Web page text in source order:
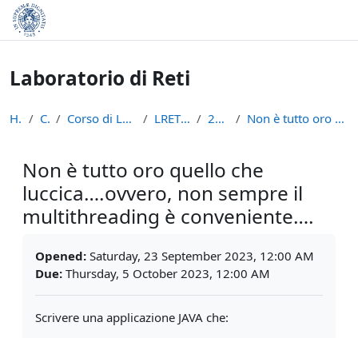
Skip to main content
Laboratorio di Reti
Home Courses Corso di Laurea in Informatica (L-31) LRETI - A.A. 2023/24 21 Settembre Non è tutto oro quello che luccica….ovvero, non se...
Non è tutto oro quello che
luccica….ovvero, non sempre il
multithreading è conveniente….
Opened: Saturday, 23 September 2023, 12:00 AM
Due: Thursday, 5 October 2023, 12:00 AM
Scrivere una applicazione JAVA che: